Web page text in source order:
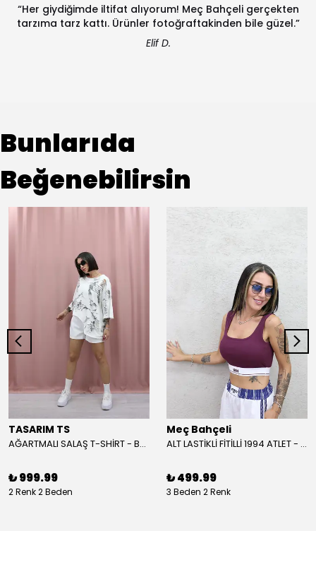
“Her giydiğimde iltifat alıyorum! Meç Bahçeli gerçekten
tarzıma tarz kattı. Ürünler fotoğraftakinden bile güzel.”
Elif D.
Bunlarıda
Beğenebilirsin
TASARIM TS
AĞARTMALI SALAŞ T-SHİRT - BEYAZ
₺ 999.99
2 Renk 2 Beden
Meç Bahçeli
ALT LASTİKLİ FİTİLLİ 1994 ATLET - BORDO
₺ 499.99
3 Beden 2 Renk